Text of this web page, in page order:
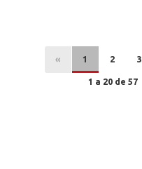
« 1 2 3
1 a 20 de 57